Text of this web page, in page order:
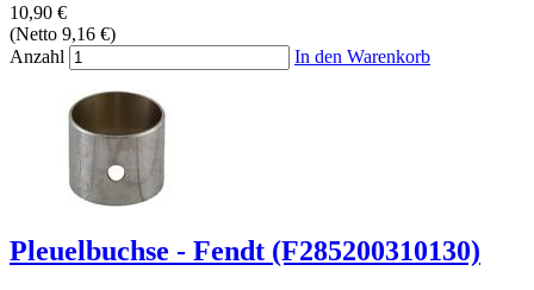
10,90 €
(Netto 9,16 €)
Anzahl
In den Warenkorb
Pleuelbuchse - Fendt (F285200310130)